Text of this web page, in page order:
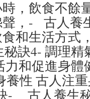
，飲食不餘
，- 古人養
和生活方式
訣4- 調理精
力和促進身
養性 古人注
- 古人養生